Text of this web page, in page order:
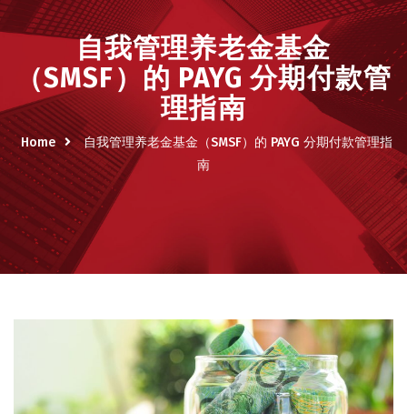
自我管理养老金基金
（SMSF）的 PAYG 分期付款管
理指南
Home
自我管理养老金基金（SMSF）的 PAYG 分期付款管理指
南